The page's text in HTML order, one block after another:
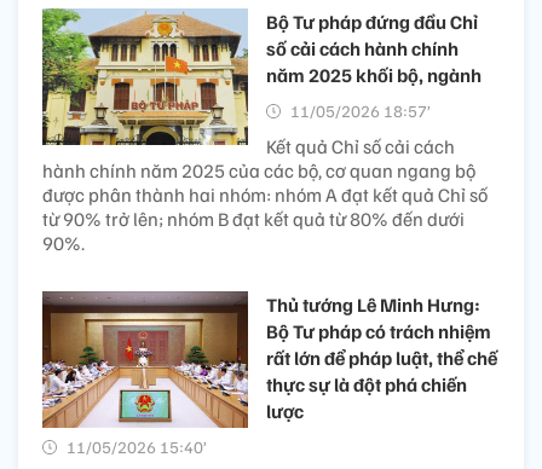
Bộ Tư pháp đứng đầu Chỉ
số cải cách hành chính
năm 2025 khối bộ, ngành
11/05/2026 18:57’
Kết quả Chỉ số cải cách
hành chính năm 2025 của các bộ, cơ quan ngang bộ
được phân thành hai nhóm: nhóm A đạt kết quả Chỉ số
từ 90% trở lên; nhóm B đạt kết quả từ 80% đến dưới
90%.
Thủ tướng Lê Minh Hưng:
Bộ Tư pháp có trách nhiệm
rất lớn để pháp luật, thể chế
thực sự là đột phá chiến
lược
11/05/2026 15:40’